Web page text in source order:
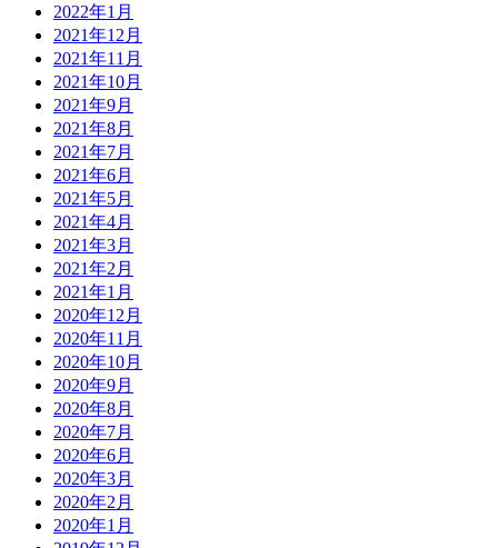
2022年1月
2021年12月
2021年11月
2021年10月
2021年9月
2021年8月
2021年7月
2021年6月
2021年5月
2021年4月
2021年3月
2021年2月
2021年1月
2020年12月
2020年11月
2020年10月
2020年9月
2020年8月
2020年7月
2020年6月
2020年3月
2020年2月
2020年1月